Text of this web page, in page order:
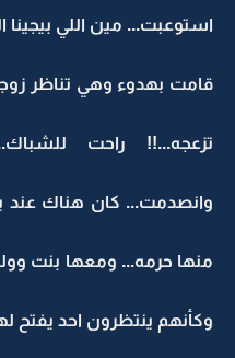
استوعبت... مين اللي بيجينا
قامت بهدوء وهي تناظر
تزعجه...!! راحت
وانصدمت... كان هناك عند
منها حرمه... ومعها بنت
وكأنهم ينتظرون احد يفتح